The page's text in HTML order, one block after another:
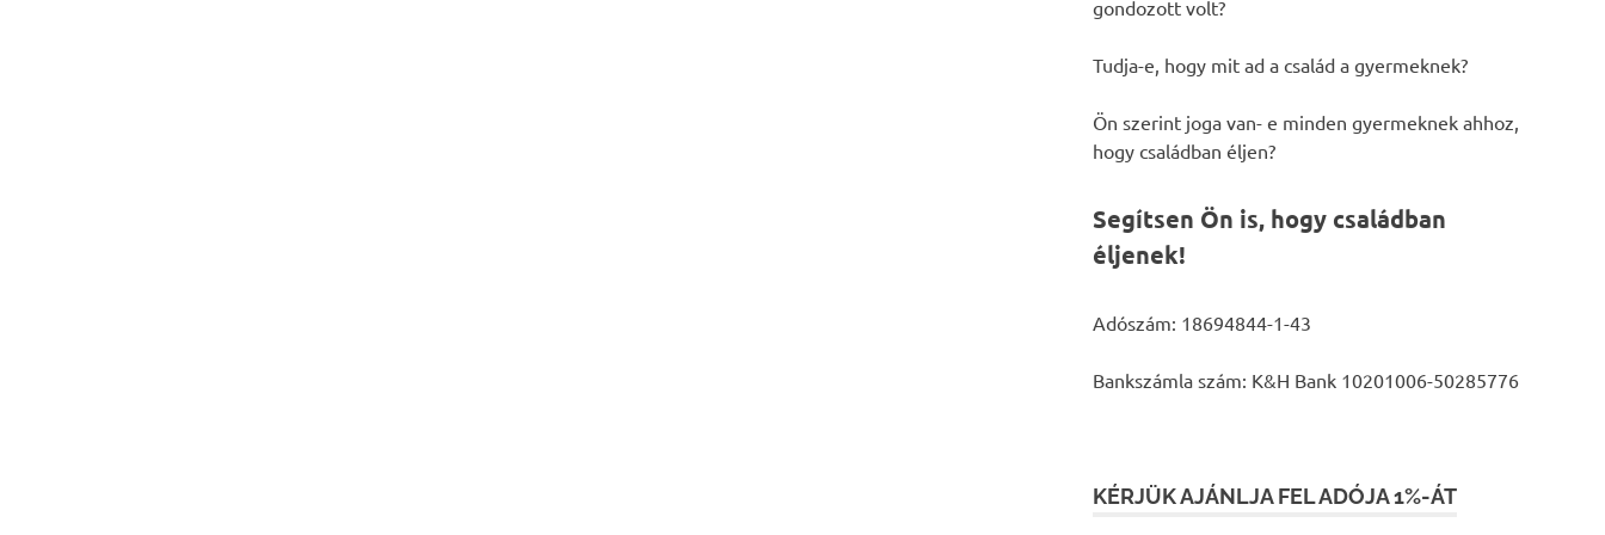
gondozott volt?
Tudja-e, hogy mit ad a család a gyermeknek?
Ön szerint joga van- e minden gyermeknek ahhoz,
hogy családban éljen?
Segítsen Ön is, hogy családban
éljenek!
Adószám: 18694844-1-43
Bankszámla szám: K&H Bank 10201006-50285776
KÉRJÜK AJÁNLJA FEL ADÓJA 1%-ÁT